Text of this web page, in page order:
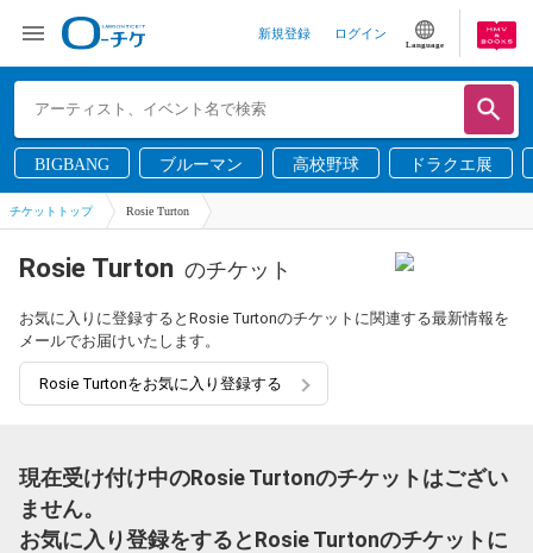
新規登録 ログイン
Language
BIGBANG ブルーマン 高校野球 ドラクエ展
チケットトップ Rosie Turton
Rosie Turton のチケット
お気に入りに登録するとRosie Turtonのチケットに関連する最新情報を
メールでお届けいたします。
Rosie Turtonをお気に入り登録する
現在受け付け中のRosie Turtonのチケットはござい
ません。
お気に入り登録をするとRosie Turtonのチケットに